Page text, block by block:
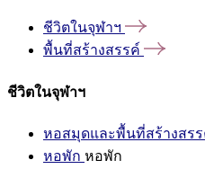
ชีวิตในจุฬาฯ
พื้นที่สร้างสรรค์
ชีวิตในจุฬาฯ
หอสมุดและพื้นที่สร้างสร
หอพัก หอพัก